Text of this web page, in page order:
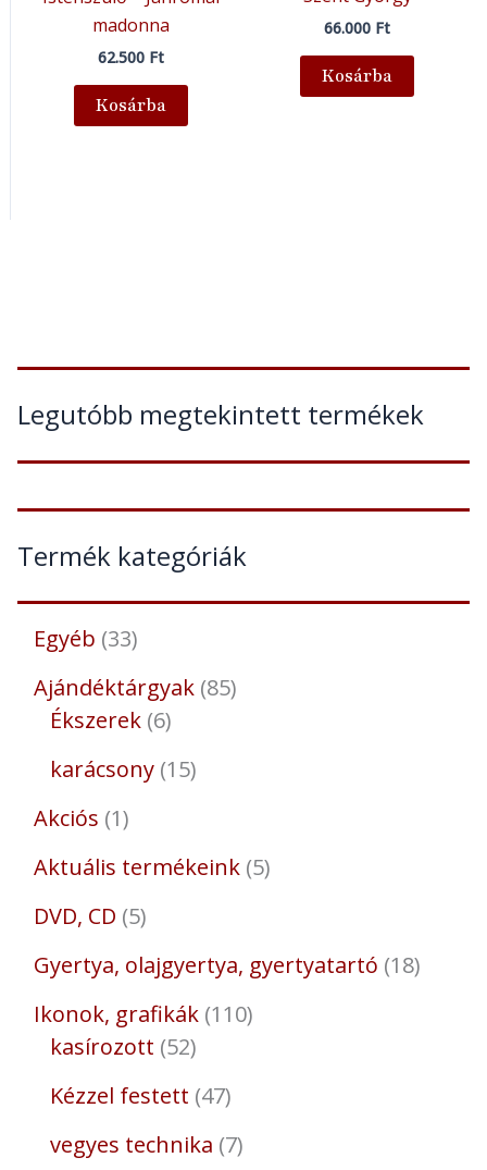
Legutóbb megtekintett termékek
Termék kategóriák
Egyéb 33
Ajándéktárgyak 85
Ékszerek 6
karácsony 15
Akciós 1
Aktuális termékeink 5
DVD, CD 5
Gyertya, olajgyertya, gyertyatartó 18
Ikonok, grafikák 110
kasírozott 52
Kézzel festett 47
vegyes technika 7
madonna
62.500 Ft
Kosárba
66.000 Ft
Kosárba